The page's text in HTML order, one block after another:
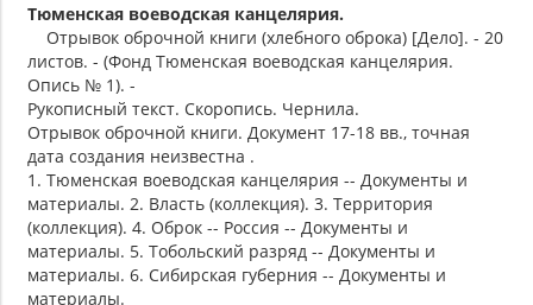
Тюменская воеводская канцелярия.
Отрывок оброчной книги (хлебного оброка) [Дело]. - 20
листов. - (Фонд Тюменская воеводская канцелярия.
Опись № 1). -
Рукописный текст. Скоропись. Чернила.
Отрывок оброчной книги. Документ 17-18 вв., точная
дата создания неизвестна .
1. Тюменская воеводская канцелярия -- Документы и
материалы. 2. Власть (коллекция). 3. Территория
(коллекция). 4. Оброк -- Россия -- Документы и
материалы. 5. Тобольский разряд -- Документы и
материалы. 6. Сибирская губерния -- Документы и
материалы.